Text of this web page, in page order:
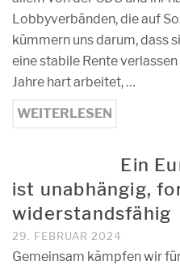
Lobbyverbänden, die auf
kümmern uns darum, dass
eine stabile Rente
Jahre hart arbeitet, …
WEITERLESEN
Ein
ist unabhängig,
widerstandsfähig
29. FEBRUAR 2024
Gemeinsam kämpfen wir